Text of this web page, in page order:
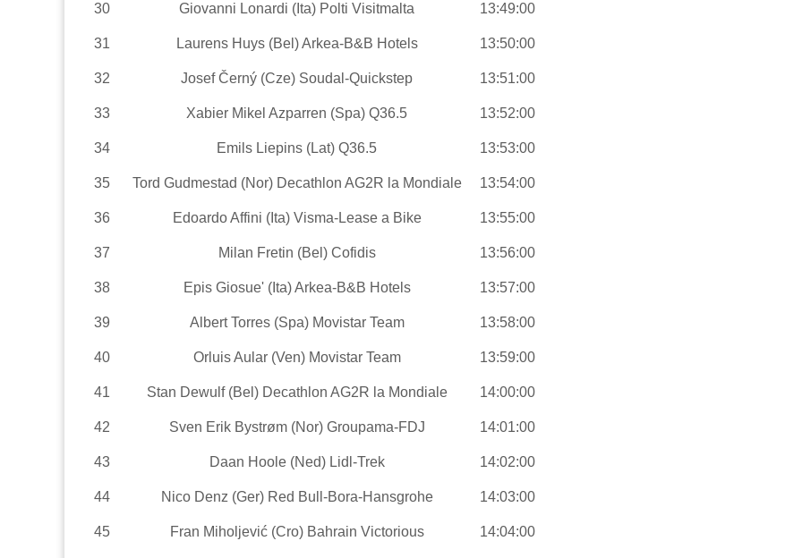
30 Giovanni Lonardi (Ita) Polti Visitmalta 13:49:00
31 Laurens Huys (Bel) Arkea-B&B Hotels 13:50:00
32 Josef Černý (Cze) Soudal-Quickstep 13:51:00
33 Xabier Mikel Azparren (Spa) Q36.5 13:52:00
34 Emils Liepins (Lat) Q36.5 13:53:00
35 Tord Gudmestad (Nor) Decathlon AG2R la Mondiale 13:54:00
36 Edoardo Affini (Ita) Visma-Lease a Bike 13:55:00
37 Milan Fretin (Bel) Cofidis 13:56:00
38 Epis Giosue' (Ita) Arkea-B&B Hotels 13:57:00
39 Albert Torres (Spa) Movistar Team 13:58:00
40 Orluis Aular (Ven) Movistar Team 13:59:00
41 Stan Dewulf (Bel) Decathlon AG2R la Mondiale 14:00:00
42 Sven Erik Bystrøm (Nor) Groupama-FDJ 14:01:00
43 Daan Hoole (Ned) Lidl-Trek 14:02:00
44 Nico Denz (Ger) Red Bull-Bora-Hansgrohe 14:03:00
45 Fran Miholjević (Cro) Bahrain Victorious 14:04:00